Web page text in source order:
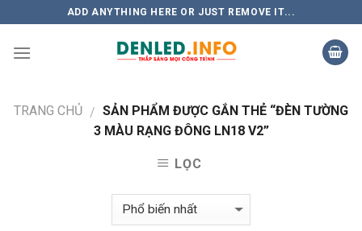
to
content
ADD ANYTHING HERE OR JUST REMOVE IT...
TRANG CHỦ / SẢN PHẨM ĐƯỢC GẮN THẺ “ĐÈN TƯỜNG
3 MÀU RẠNG ĐÔNG LN18 V2”
LỌC